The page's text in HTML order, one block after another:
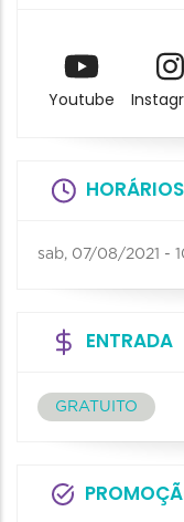
Youtube
HORÁRIOS
sab, 07/08/2021 -
ENTRADA
GRATUITO